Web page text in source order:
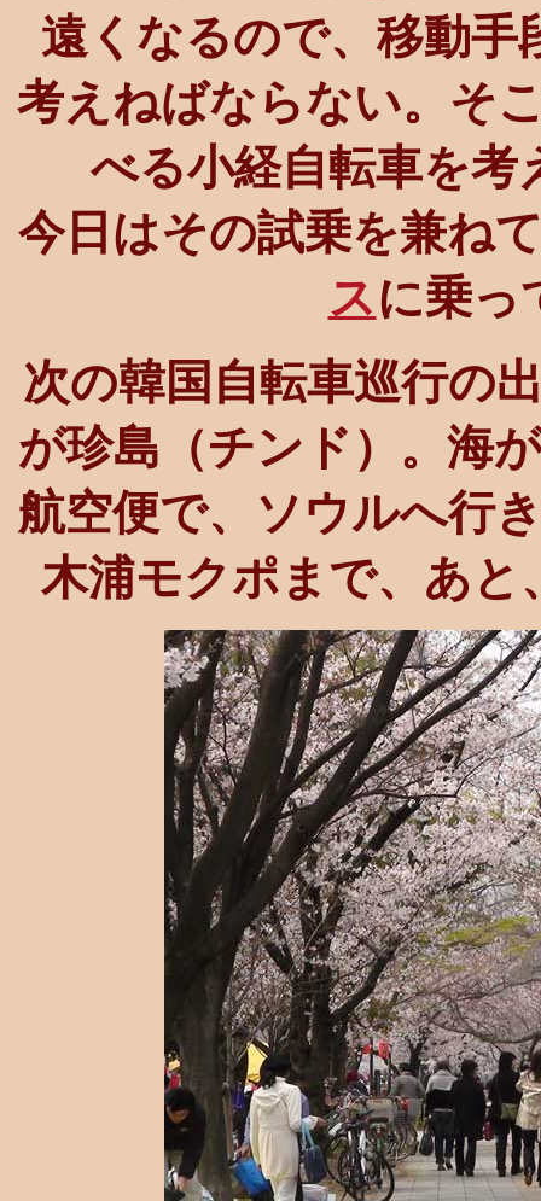
遠くなるので、移動
考えねばならない。そ
べる小経自転車を考
今日はその試乗を兼ね
スに乗っ
次の韓国自転車巡行の
が珍島（チンド）。海
航空便で、ソウルへ行
木浦モクポまで、あ